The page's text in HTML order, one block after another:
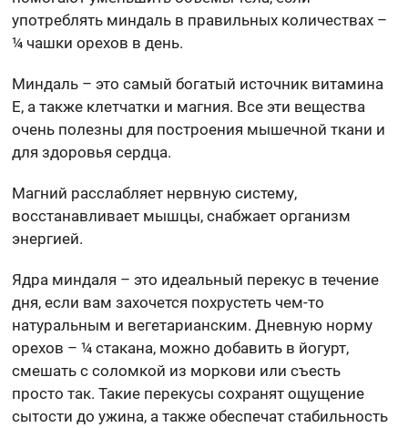
употреблять миндаль в правильных количествах –
¼ чашки орехов в день.
Миндаль – это самый богатый источник витамина
E, а также клетчатки и магния. Все эти вещества
очень полезны для построения мышечной ткани и
для здоровья сердца.
Магний расслабляет нервную систему,
восстанавливает мышцы, снабжает организм
энергией.
Ядра миндаля – это идеальный перекус в течение
дня, если вам захочется похрустеть чем-то
натуральным и вегетарианским. Дневную норму
орехов – ¼ стакана, можно добавить в йогурт,
смешать с соломкой из моркови или съесть
просто так. Такие перекусы сохранят ощущение
сытости до ужина, а также обеспечат стабильность